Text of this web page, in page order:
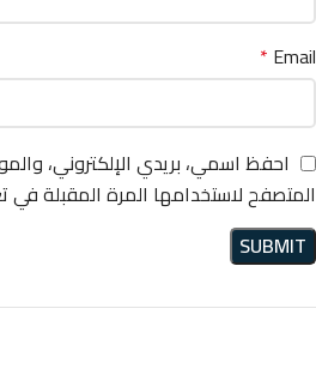
Email
*
احفظ اسمي، بريدي الإلكتروني،
المتصفح لاستخدامها المرة المقبلة في